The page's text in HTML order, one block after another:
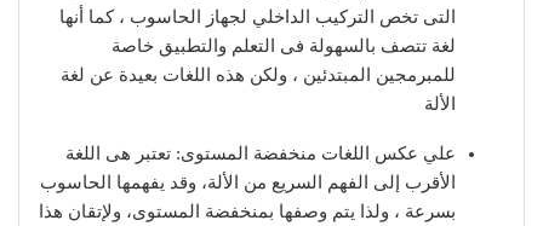
التى تخص التركيب الداخلي لجهاز الحاسوب ، كما أنها
لغة تتصف بالسهولة فى التعلم والتطبيق خاصة
للمبرمجين المبتدئين ، ولكن هذه اللغات بعيدة عن لغة
الألة
علي عكس اللغات منخفضة المستوى: تعتبر هى اللغة
الأقرب إلى الفهم السريع من الألة، وقد يفهمها الحاسوب
بسرعة ، ولذا يتم وصفها بمنخفضة المستوى، ولإتقان هذا